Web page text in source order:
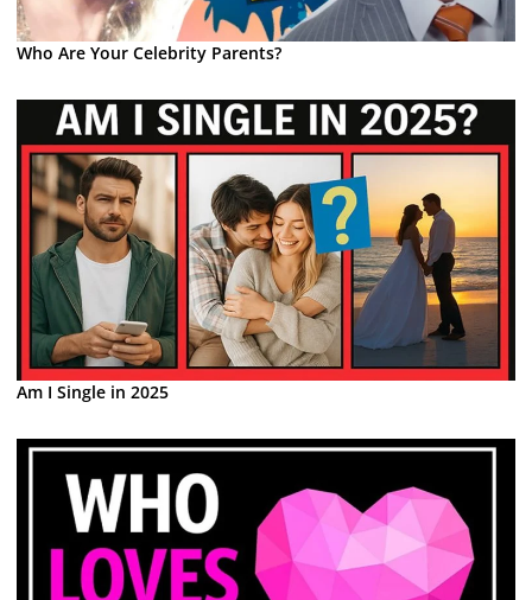
Who Are Your Celebrity Parents?
Am I Single in 2025